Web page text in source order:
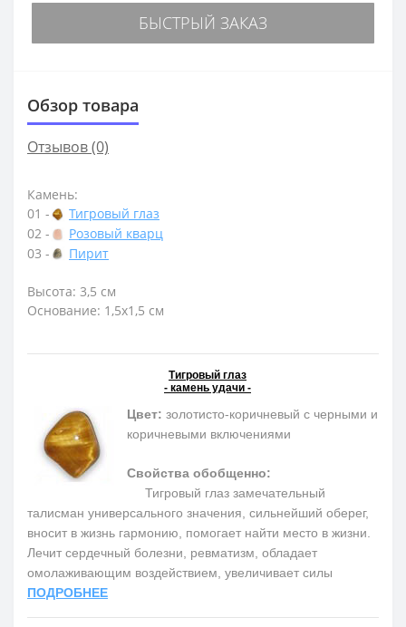
БЫСТРЫЙ ЗАКАЗ
Обзор товара
Отзывов (0)
Камень:
01 -
Тигровый глаз
02 -
Розовый кварц
03 -
Пирит
Высота: 3,5 см
Основание: 1,5х1,5 см
Тигровый глаз
- камень удачи -
Цвет: золотисто-коричневый с черными и
коричневыми включениями
Свойства обобщенно:
Тигровый глаз замечательный
талисман универсального значения, сильнейший оберег,
вносит в жизнь гармонию, помогает найти место в жизни.
Лечит сердечный болезни, ревматизм, обладает
омолаживающим воздействием, увеличивает силы
ПОДРОБНЕЕ